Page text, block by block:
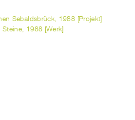
Sebaldsbrück, 1988 [Projekt]
1988 [Werk]